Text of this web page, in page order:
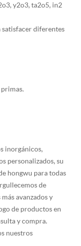
y2o3, ta2o5, in2
satisfacer diferentes
inorgánicos,
personalizados, su
hongwu para todas
de
avanzados y
de productos en
y compra.
nuestros